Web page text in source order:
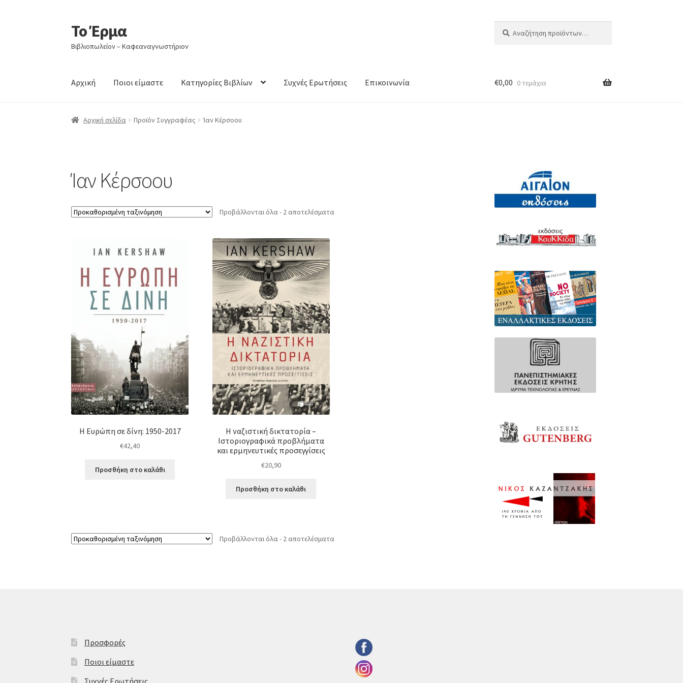
Απευθείας
μετάβαση
στην
Μετάβαση
σε
περιεχόμενο
Το Έρμα
Βιβλιοπωλείον – Καφεαναγνωστήριον
για:
Αρχική Ποιοι είμαστε Κατηγορίες Βιβλίων Συχνές Ερωτήσεις Επικοινωνία €0,00 0 τεμάχια
Αρχική σελίδα Προϊόν Συγγραφέας Ίαν Κέρσοου
Ίαν Κέρσοου
Προβάλλονται όλα - 2 αποτελέσματα
Η Ευρώπη σε δίνη: 1950-2017
€42,40
Προσθήκη στο καλάθι
Η ναζιστική δικτατορία –
Ιστοριογραφικά προβλήματα
και ερμηνευτικές προσεγγίσεις
€20,90
Προσθήκη στο καλάθι
Προβάλλονται όλα - 2 αποτελέσματα
Προσφορές
Ποιοι είμαστε
Συχνές Ερωτήσεις